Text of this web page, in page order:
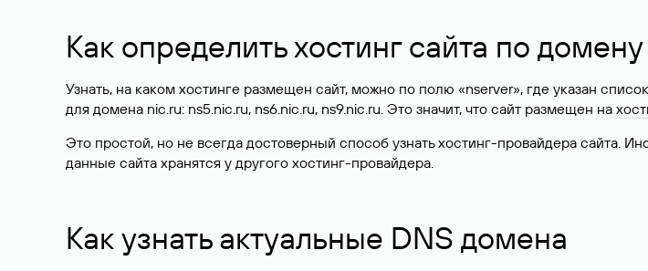
Как определить хостинг сайта по домену
Узнать, на каком хостинге размещен сайт, можно по полю «nserver», где указан
для домена nic.ru: ns5.nic.ru, ns6.nic.ru, ns9.nic.ru. Это значит, что сайт размещен на
Это простой, но не всегда достоверный способ узнать хостинг-провайдера сайта.
данные сайта хранятся у другого хостинг-провайдера.
Как узнать актуальные DNS домена